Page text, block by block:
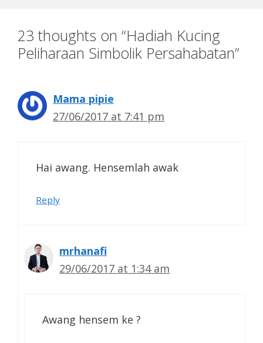
23 thoughts on “Hadiah Kucing
Peliharaan Simbolik Persahabatan”
Mama pipie
27/06/2017 at 7:41 pm
Hai awang. Hensemlah awak
Reply
mrhanafi
29/06/2017 at 1:34 am
Awang hensem ke ?